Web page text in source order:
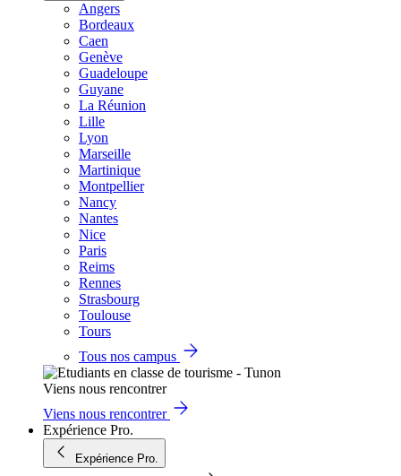
Angers
Bordeaux
Caen
Genève
Guadeloupe
Guyane
La Réunion
Lille
Lyon
Marseille
Martinique
Montpellier
Nancy
Nantes
Nice
Paris
Reims
Rennes
Strasbourg
Toulouse
Tours
Tous nos campus
Viens nous rencontrer
Viens nous rencontrer
Expérience Pro.
Expérience Pro.